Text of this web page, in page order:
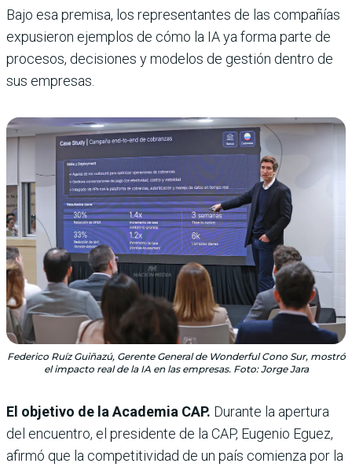
Bajo esa premisa, los representantes de las compañías
expusieron ejemplos de cómo la IA ya forma parte de
procesos, decisiones y modelos de gestión dentro de
sus empresas.
Federico Ruíz Guiñazú, Gerente General de Wonderful Cono Sur, mostró
el impacto real de la IA en las empresas. Foto: Jorge Jara
El objetivo de la Academia CAP. Durante la apertura
del encuentro, el presidente de la CAP, Eugenio Eguez,
afirmó que la competitividad de un país comienza por la